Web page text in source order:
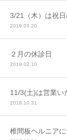
3/21（木）は祝
2019.03.20
２月の休診日
2019.02.10
11/3(土)は営業い
2018.10.31
椎間板ヘルニアに